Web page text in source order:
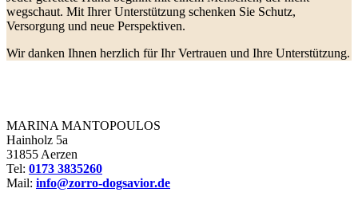
wegschaut. Mit Ihrer Unterstützung schenken Sie Schutz,
Versorgung und neue Perspektiven.
Wir danken Ihnen herzlich für Ihr Vertrauen und Ihre Unterstützung.
MARINA MANTOPOULOS
Hainholz 5a
31855 Aerzen
Tel: 0173 3835260
Mail: info@zorro-dogsavior.de